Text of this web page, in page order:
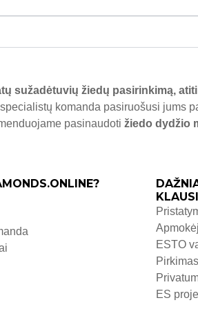
sužadėtuvių žiedų pasirinkimą,
komanda pasiruošusi
pasinaudoti žiedo dydžio
ESTO
ES